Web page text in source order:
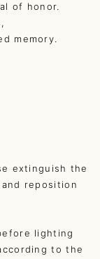
of honor.
memory.
extinguish the
reposition
lighting
to the